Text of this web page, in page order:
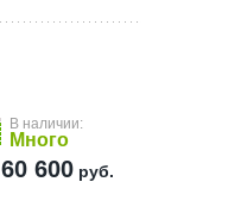
В наличии:
Много
60 600 руб.